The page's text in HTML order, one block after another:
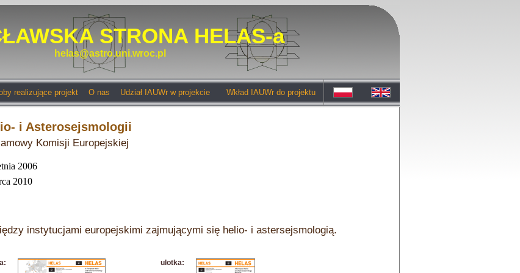
STRONA HELAS-a
helas@astro.uni.wroc.pl
realizujące projekt O nas Udział IAUWr w projekcie Wkład IAUWr do projektu
i Asterosejsmologii
Komisji Europejskiej
2006
2010
instytucjami europejskimi zajmującymi się helio- i astersejsmologią.
ulotka: